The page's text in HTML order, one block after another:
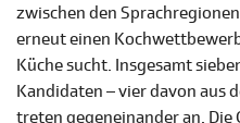
zwischen den
erneut einen
Küche sucht. Insgesamt
Kandidaten – vier davon aus
treten gegeneinander an.